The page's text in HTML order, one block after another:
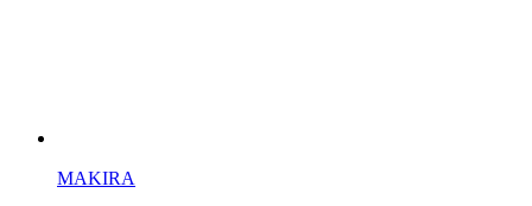
MAKIRA